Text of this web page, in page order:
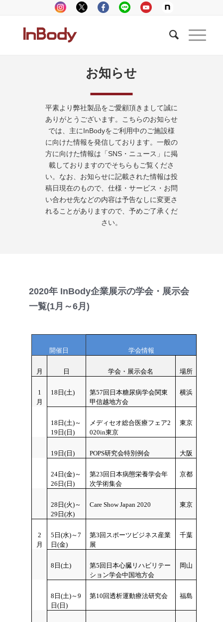
お知らせ
平素より弊社製品をご愛顧頂きまして誠に
ありがとうございます。こちらのお知らせ
では、主にInBodyをご利用中のご施設様
に向けた情報を発信しております。一般の
方に向けた情報は「SNS・ニュース」に掲
載しておりますのでそちらもご覧くださ
い。なお、お知らせに記載された情報は投
稿日現在のもので、仕様・サービス・お問
い合わせ先などの内容は予告なしに変更さ
れることがありますので、予めご了承くだ
さい。
2020年 InBody企業展示の学会・展示会
一覧(1月～6月)
開催日 学会情報
月 日 学会・展示会名 場所
1
月
18 日(土)
第57回日本糖尿病学会関東
甲信越地方会
横浜
18 日(土)～
19日(日)
メディセオ総合医療フェア2
020in東京
東京
19 日(日) POPS研究会特別例会 大阪
24日(金)～
26日(日)
第23回日本病態栄養学会年
次学術集会
京都
28日(火)～
29日(水)
Care Show Japan 2020 東京
2
月
5日(水)～7
日(金)
第3回スポーツビジネス産業
展
千葉
8 日(土)
第5回日本心臓リハビリテー
ション学会中国地方会
岡山
8 日(土)～9
日(日)
第10回透析運動療法研究会 福島